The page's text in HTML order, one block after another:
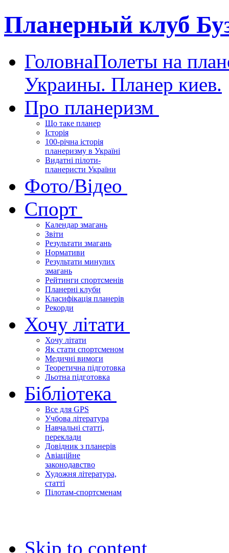
Планерный клуб
ГоловнаПолеты на
Украины. Планер киев.
Про планеризм
Що таке планер
Історія
100-річна історія
планеризму в Україні
Видатні пілоти-
планеристи України
Фото/Відео
Спорт
Календар змагань
Звіти
Результати змагань
Нормативи
Результати минулих
змагань
Рейтинги спортсменів
Планерні клуби
Класифікація планерів
Рекорди
Хочу літати
Хочу літати
Як стати спортсменом
Медичні вимоги
Теоретична підготовка
Льотна підготовка
Бібліотека
Все для GPS
Учбова література
Навчальні статті,
переклади
Довідник з планерів
Авіаційне
законодавство
Художня література,
статті
Пілотам-спортсменам
Skip to content